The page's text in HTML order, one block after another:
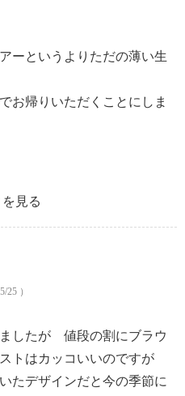
ーというよりただの薄い生
お帰りいただくことにしま
見る
25 ）
したが 値段の割にブラウ
トはカッコいいのですが
たデザインだと今の季節に